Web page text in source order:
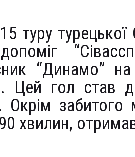
туру
“Динамо”
Цей гол став
Окрім забитого
90 хвилин,